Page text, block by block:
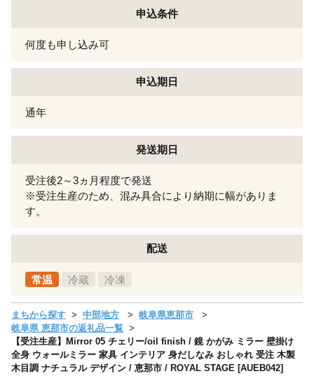
申込条件
何度も申し込み可
申込期日
通年
発送期日
受注後2～3ヵ月程度で発送
※受注生産のため、混み具合により納期に幅がありま
す。
配送
常温 冷蔵 冷凍
まちから探す 中部地方
岐阜県恵那市
岐阜県 恵那市の返礼品一覧
【受注生産】Mirror 05 チェリー/oil finish / 鏡 かがみ ミラー 壁掛け
全身 ウォールミラー 家具 インテリア 身だしなみ おしゃれ 受注 木製
木目調 ナチュラル デザイン / 恵那市 / ROYAL STAGE [AUEB042]